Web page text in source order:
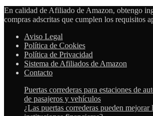
En calidad de Afiliado de Amazon, obtengo
compras adscritas que cumplen los requisitos
Aviso Legal
Política de Cookies
Política de Privacidad
Sistema de Afiliados de Amazon
Contacto
Puertas correderas para estaciones de
de pasajeros y vehículos
¿Las puertas correderas pueden mejorar